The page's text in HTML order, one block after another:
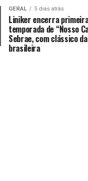
GERAL 5 dias atrás
Liniker encerra
temporada de “Nosso
Sebrae, com clássico
brasileira